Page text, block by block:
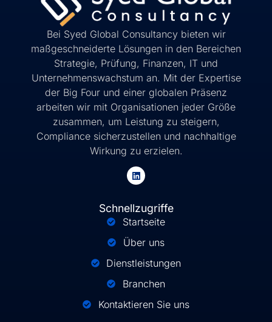
Bei Syed Global Consultancy bieten wir
maßgeschneiderte Lösungen in den Bereichen
Strategie, Prüfung, Finanzen, IT und
Unternehmenswachstum an. Mit der Expertise
der Big Four und einer globalen Präsenz
arbeiten wir mit Organisationen jeder Größe
zusammen, um Leistung zu steigern,
Compliance sicherzustellen und nachhaltige
Wirkung zu erzielen.
Schnellzugriffe
Startseite
Über uns
Dienstleistungen
Branchen
Kontaktieren Sie uns